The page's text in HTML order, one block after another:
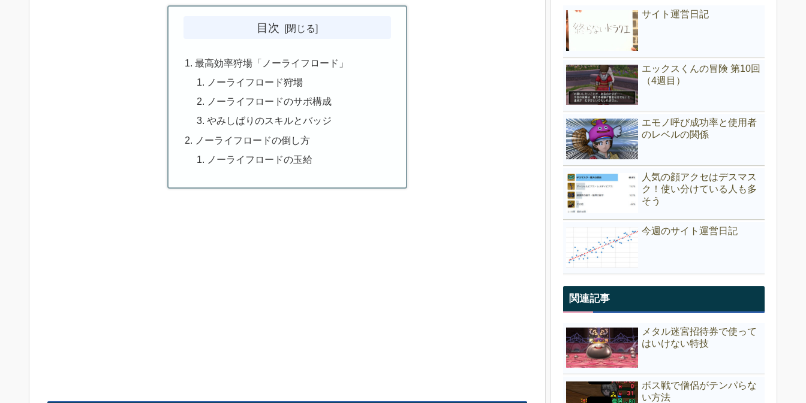
目次
最高効率狩場「ノーライフロード」
ノーライフロード狩場
ノーライフロードのサポ構成
やみしばりのスキルとバッジ
ノーライフロードの倒し方
ノーライフロードの玉給
サイト運営日記
エックスくんの冒険 第10回
（4週目）
エモノ呼び成功率と使用者
のレベルの関係
人気の顔アクセはデスマス
ク！使い分けている人も多
そう
今週のサイト運営日記
関連記事
メタル迷宮招待券で使って
はいけない特技
ボス戦で僧侶がテンパらな
い方法